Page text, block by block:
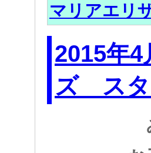
マリアエリ
2015年
ズ スタ